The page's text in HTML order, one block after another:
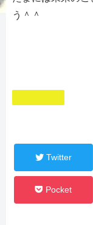
う＾＾
Twitter
Pocket